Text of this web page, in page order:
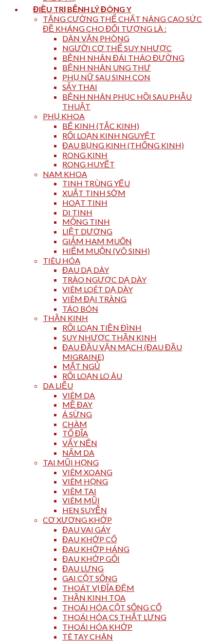
ĐIỀU TRỊ BỆNH LÝ ĐÔNG Y
TĂNG CƯỜNG THỂ CHẤT NÂNG CAO SỨC
ĐỀ KHÁNG CHO ĐỐI TƯỢNG LÀ :
DÂN VĂN PHÒNG
NGƯỜI CƠ THỂ SUY NHƯỢC
BỆNH NHÂN ĐÁI THÁO ĐƯỜNG
BỆNH NHÂN UNG THƯ
PHỤ NỮ SAU SINH CON
SẢY THAI
BỆNH NHÂN PHỤC HỒI SAU PHẪU
THUẬT
PHỤ KHOA
BẾ KINH (TẮC KINH)
RỐI LOẠN KINH NGUYỆT
ĐAU BỤNG KINH (THỐNG KINH)
RONG KINH
RONG HUYẾT
NAM KHOA
TINH TRÙNG YẾU
XUẤT TINH SỚM
HOẠT TINH
DI TINH
MỘNG TINH
LIỆT DƯƠNG
GIẢM HAM MUỐN
HIẾM MUỘN (VÔ SINH)
TIÊU HÓA
ĐAU DẠ DÀY
TRÀO NGƯỢC DẠ DÀY
VIÊM LOÉT DẠ DÀY
VIÊM ĐẠI TRÀNG
TÁO BÓN
THẦN KINH
RỐI LOẠN TIỀN ĐÌNH
SUY NHƯỢC THẦN KINH
ĐAU ĐẦU VẬN MẠCH (ĐAU ĐẦU
MIGRAINE)
MẤT NGỦ
RỐI LOẠN LO ÂU
DA LIỄU
VIÊM DA
MỀ ĐAY
Á SỪNG
CHÀM
TỔ ĐĨA
VẨY NẾN
NẤM DA
TAI MŨI HỌNG
VIÊM XOANG
VIÊM HỌNG
VIÊM TAI
VIÊM MŨI
HEN SUYỄN
CƠ XƯƠNG KHỚP
ĐAU VAI GÁY
ĐAU KHỚP CỔ
ĐAU KHỚP HÁNG
ĐAU KHỚP GỐI
ĐAU LƯNG
GAI CỘT SỐNG
THOÁT VỊ ĐĨA ĐỆM
THẦN KINH TỌA
THOÁI HÓA CỘT SỐNG CỔ
THOÁI HÓA CS THẮT LƯNG
THOÁI HÓA KHỚP
TÊ TAY CHÂN